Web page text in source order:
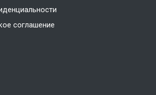
соглашение